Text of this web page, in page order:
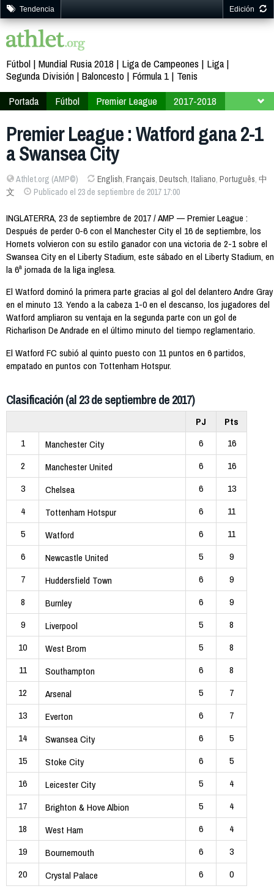
Tendencia Edición
Fútbol Mundial Rusia 2018 Liga de Campeones
Liga
Segunda División Baloncesto Fórmula 1
Tenis
Portada
Fútbol Premier League
2017-2018
Premier League : Watford gana 2-1
a Swansea City
Athlet.org (AMP©) English, Français, Deutsch, Italiano, Português, 中
文
Publicado el 23 de septiembre de 2017 17:00
INGLATERRA, 23 de septiembre de 2017 / AMP — Premier League :
Después de perder 0-6 con el Manchester City el 16 de septiembre, los
Hornets volvieron con su estilo ganador con una victoria de 2-1 sobre el
Swansea City en el Liberty Stadium, este sábado en el Liberty Stadium, en
la 6ª jornada de la liga inglesa.
El Watford dominó la primera parte gracias al gol del delantero Andre Gray
en el minuto 13. Yendo a la cabeza 1-0 en el descanso, los jugadores del
Watford ampliaron su ventaja en la segunda parte con un gol de
Richarlison De Andrade en el último minuto del tiempo reglamentario.
El Watford FC subió al quinto puesto con 11 puntos en 6 partidos,
empatado en puntos con Tottenham Hotspur.
Clasificación (al 23 de septiembre de 2017)
PJ
Pts
1
Manchester City 6
16
2
Manchester United 6
16
3
Chelsea 6
13
4
Tottenham Hotspur 6
11
5
Watford 6
11
6
Newcastle United 5
9
7
Huddersfield Town 6
9
8
Burnley 6
9
9
Liverpool 5
8
10
West Brom 5
8
11
Southampton 6
8
12
Arsenal 5
7
13
Everton 6
7
14
Swansea City 6
5
15
Stoke City 6
5
16
Leicester City 5
4
17
Brighton & Hove Albion 5
4
18
West Ham 6
4
19
Bournemouth 6
3
20
Crystal Palace 6 0